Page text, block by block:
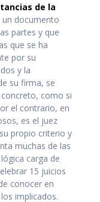
de la
un documento
partes y que
que se ha
por su
y la
su firma, se
como si
el contrario, en
es el juez
propio criterio y
muchas de las
carga de
15 juicios
conocer en
implicados.